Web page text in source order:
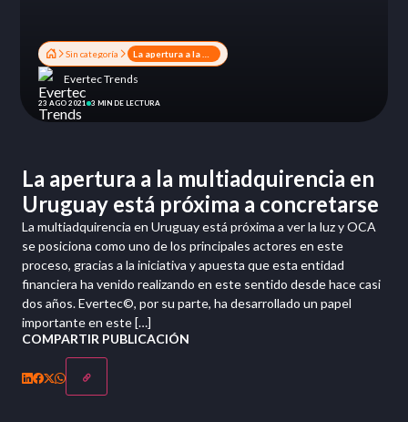
Sin categoría
Evertec Trends
23 AGO 2021 3 MIN DE LECTURA
La apertura a la multiadquirencia en
Uruguay está próxima a concretarse
La multiadquirencia en Uruguay está próxima a ver la luz y OCA
se posiciona como uno de los principales actores en este
proceso, gracias a la iniciativa y apuesta que esta entidad
financiera ha venido realizando en este sentido desde hace casi
dos años. Evertec©, por su parte, ha desarrollado un papel
importante en este […]
COMPARTIR PUBLICACIÓN